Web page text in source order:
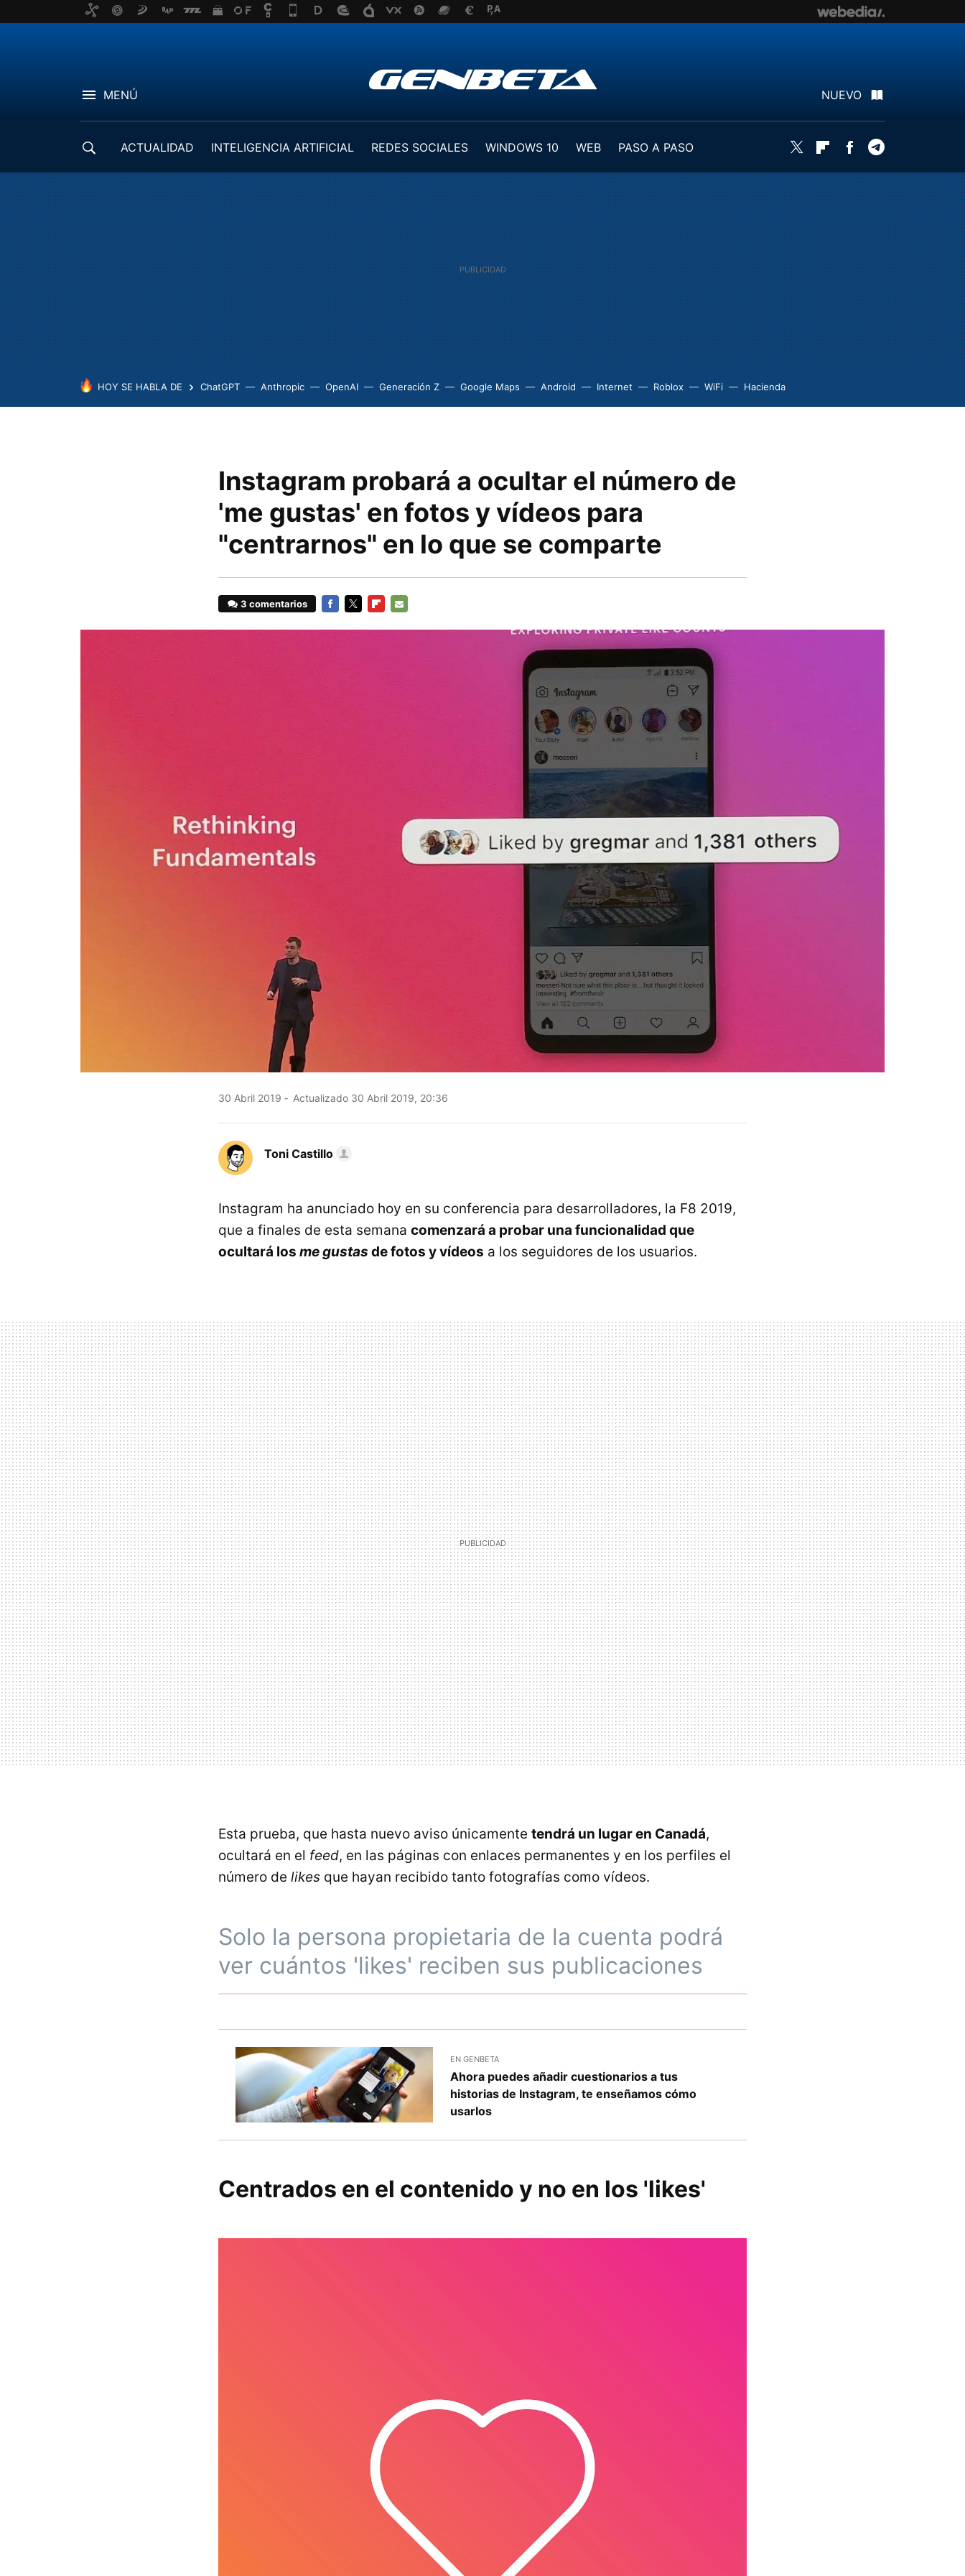
MENÚ NUEVO
ACTUALIDAD INTELIGENCIA ARTIFICIAL REDES SOCIALES WINDOWS 10 WEB
PASO A PASO
Twitter FlipboardFacebook
HOY SE HABLA DE ChatGPT Anthropic OpenAI Generación Z Google Maps Android Internet Roblox WiFi Hacienda
Instagram probará a ocultar el número de
'me gustas' en fotos y vídeos para
"centrarnos" en lo que se comparte
3 comentarios
30 Abril 2019 Actualizado 30 Abril 2019, 20:36
Toni Castillo
Instagram ha anunciado hoy en su conferencia para desarrolladores, la F8 2019,
que a finales de esta semana comenzará a probar una funcionalidad que
ocultará los me gustas de fotos y vídeos a los seguidores de los usuarios.
Esta prueba, que hasta nuevo aviso únicamente tendrá un lugar en Canadá,
ocultará en el feed, en las páginas con enlaces permanentes y en los perfiles el
número de likes que hayan recibido tanto fotografías como vídeos.
Solo la persona propietaria de la cuenta podrá
ver cuántos 'likes' reciben sus publicaciones
EN GENBETA
Ahora puedes añadir cuestionarios a tus
historias de Instagram, te enseñamos cómo
usarlos
Centrados en el contenido y no en los 'likes'